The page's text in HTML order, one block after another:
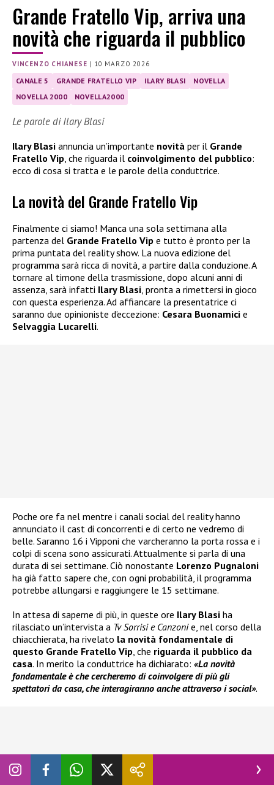
Grande Fratello Vip, arriva una
novità che riguarda il pubblico
VINCENZO CHIANESE | 10 MARZO 2026
CANALE 5 GRANDE FRATELLO VIP ILARY BLASI
NOVELLA
NOVELLA 2000
NOVELLA2000
Le parole di Ilary Blasi
Ilary Blasi annuncia un’importante novità per il Grande
Fratello Vip , che riguarda il coinvolgimento del pubblico:
ecco di cosa si tratta e le parole della conduttrice.
La novità del Grande Fratello Vip
Finalmente ci siamo! Manca una sola settimana alla
partenza del Grande Fratello Vip e tutto è pronto per la
prima puntata del reality show. La nuova edizione del
programma sarà ricca di novità, a partire dalla conduzione. A
tornare al timone della trasmissione, dopo alcuni anni di
assenza, sarà infatti Ilary Blasi , pronta a rimettersi in gioco
con questa esperienza. Ad affiancare la presentatrice ci
saranno due opinioniste d’eccezione: Cesara Buonamici e
Selvaggia Lucarelli.
Poche ore fa nel mentre i canali social del reality hanno
annunciato il cast di concorrenti e di certo ne vedremo di
belle. Saranno 16 i Vipponi che varcheranno la porta rossa e i
colpi di scena sono assicurati. Attualmente si parla di una
durata di sei settimane. Ciò nonostante Lorenzo Pugnaloni
ha già fatto sapere che, con ogni probabilità, il programma
potrebbe allungarsi e raggiungere le 15 settimane.
In attesa di saperne di più, in queste ore Ilary Blasi ha
rilasciato un’intervista a Tv Sorrisi e Canzonie, nel corso della
chiacchierata, ha rivelato la novità fondamentale di
questo Grande Fratello Vip , che riguarda il pubblico da
casa. In merito la conduttrice ha dichiarato: «La novità
fondamentale è che cercheremo di coinvolgere di più gli
spettatori da casa, che interagiranno anche attraverso i social».